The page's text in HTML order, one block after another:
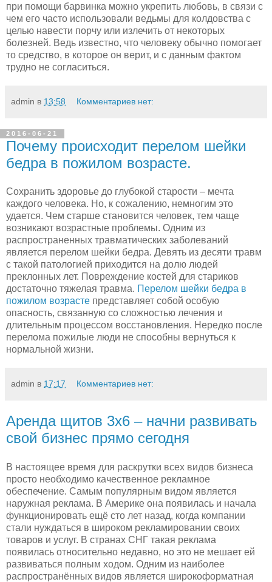
при помощи барвинка можно укрепить любовь, в связи с
чем его часто использовали ведьмы для колдовства с
целью навести порчу или излечить от некоторых
болезней. Ведь известно, что человеку обычно помогает
то средство, в которое он верит, и с данным фактом
трудно не согласиться.
admin в 13:58 Комментариев нет:
2016-06-21
Почему происходит перелом шейки
бедра в пожилом возрасте.
Сохранить здоровье до глубокой старости – мечта
каждого человека. Но, к сожалению, немногим это
удается. Чем старше становится человек, тем чаще
возникают возрастные проблемы. Одним из
распространенных травматических заболеваний
является перелом шейки бедра. Девять из десяти травм
с такой патологией приходится на долю людей
преклонных лет. Повреждение костей для стариков
достаточно тяжелая травма. Перелом шейки бедра в
пожилом возрасте представляет собой особую
опасность, связанную со сложностью лечения и
длительным процессом восстановления. Нередко после
перелома пожилые люди не способны вернуться к
нормальной жизни.
admin в 17:17 Комментариев нет:
Аренда щитов 3х6 – начни развивать
свой бизнес прямо сегодня
В настоящее время для раскрутки всех видов бизнеса
просто необходимо качественное рекламное
обеспечение. Самым популярным видом является
наружная реклама. В Америке она появилась и начала
функционировать ещё сто лет назад, когда компании
стали нуждаться в широком рекламировании своих
товаров и услуг. В странах СНГ такая реклама
появилась относительно недавно, но это не мешает ей
развиваться полным ходом. Одним из наиболее
распространённых видов является широкоформатная